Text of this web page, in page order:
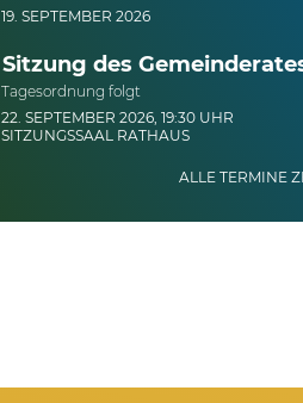
19. SEPTEMBER 2026
Sitzung des
Tagesordnung folgt
22. SEPTEMBER 2026, 19:30 UHR
SITZUNGSSAAL RATHAUS
ALLE TERMINE